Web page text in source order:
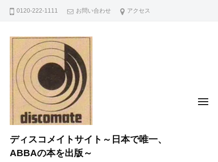
0120-222-1111 お問い合わせ アクセス
ディスコメイトサイト～日本で唯一、
ABBAの本を出版～
メ